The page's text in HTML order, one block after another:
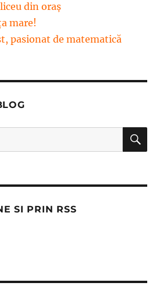
din oraș
mare!
pasionat de matematică
SI PRIN RSS